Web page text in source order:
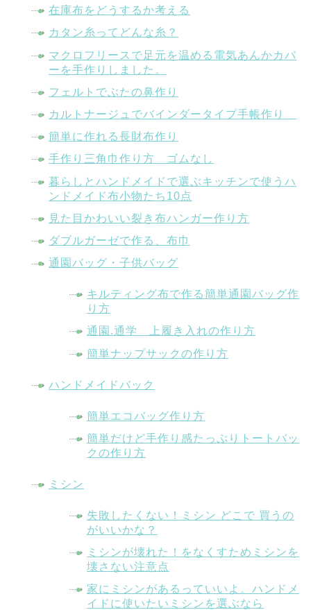
在庫布をどうするか考える
カタン糸ってどんな糸？
マクロフリースで足元を温める電気あんかカバ
ーを手作りしました。
フェルトでぶたの鼻作り
カルトナージュでバインダータイプ手帳作り
簡単に作れる長財布作り
手作り三角巾作り方 ゴムなし
暮らしとハンドメイドで選ぶキッチンで使うハ
ンドメイド布小物たち10点
見た目かわいい裂き布ハンガー作り方
ダブルガーゼで作る、布巾
通園バッグ・子供バッグ
キルティング布で作る簡単通園バッグ作
り方
通園.通学 上履き入れの作り方
簡単ナップサックの作り方
ハンドメイドバック
簡単エコバッグ作り方
簡単だけど手作り感たっぷりトートバッ
クの作り方
ミシン
失敗したくない！ミシン どこで 買うの
がいいかな？
ミシンが壊れた！をなくすためミシンを
壊さない注意点
家にミシンがあるっていいよ。ハンドメ
イドに使いたいミシンを選ぶなら